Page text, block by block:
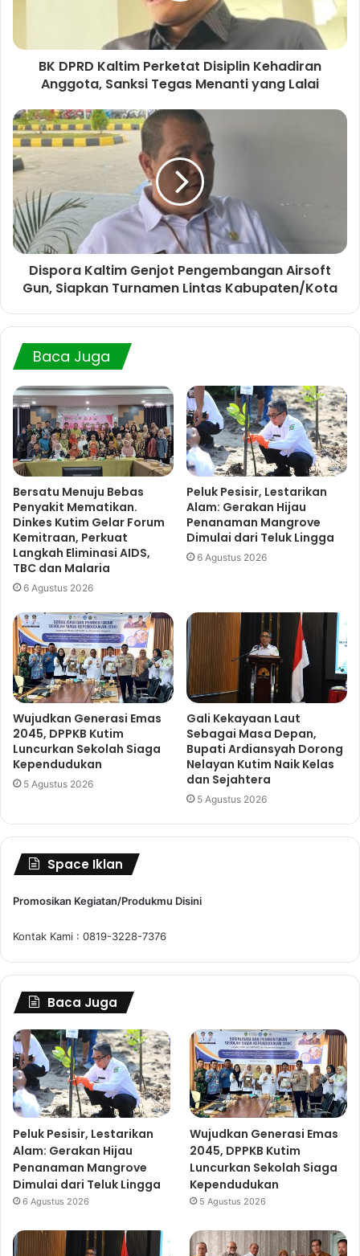
BK DPRD Kaltim Perketat Disiplin Kehadiran
Anggota, Sanksi Tegas Menanti yang Lalai
Dispora Kaltim Genjot Pengembangan Airsoft
Gun, Siapkan Turnamen Lintas Kabupaten/Kota
Baca Juga
Bersatu Menuju Bebas
Penyakit Mematikan.
Dinkes Kutim Gelar Forum
Kemitraan, Perkuat
Langkah Eliminasi AIDS,
TBC dan Malaria
6 Agustus 2026
Peluk Pesisir, Lestarikan
Alam: Gerakan Hijau
Penanaman Mangrove
Dimulai dari Teluk Lingga
6 Agustus 2026
Wujudkan Generasi Emas
2045, DPPKB Kutim
Luncurkan Sekolah Siaga
Kependudukan
5 Agustus 2026
Gali Kekayaan Laut
Sebagai Masa Depan,
Bupati Ardiansyah Dorong
Nelayan Kutim Naik Kelas
dan Sejahtera
5 Agustus 2026
Space Iklan
Promosikan Kegiatan/Produkmu Disini
Kontak Kami : 0819-3228-7376
Baca Juga
Peluk Pesisir, Lestarikan
Alam: Gerakan Hijau
Penanaman Mangrove
Dimulai dari Teluk Lingga
6 Agustus 2026
Wujudkan Generasi Emas
2045, DPPKB Kutim
Luncurkan Sekolah Siaga
Kependudukan
5 Agustus 2026